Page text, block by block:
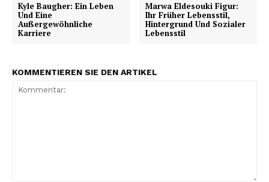
Kyle Baugher: Ein Leben
Und Eine
Außergewöhnliche
Karriere
Marwa Eldesouki Figur:
Ihr Früher Lebensstil,
Hintergrund Und Sozialer
Lebensstil
KOMMENTIEREN SIE DEN ARTIKEL